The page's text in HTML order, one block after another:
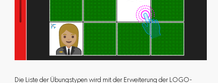
Die Liste der Übungstypen wird mit der Erweiterung der LOGO-